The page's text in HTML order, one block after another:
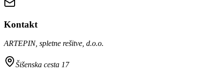
Kontakt
ARTEPIN, spletne rešitve, d.o.o.
Šišenska cesta 17